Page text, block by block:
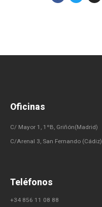
Oficinas
C/ Mayor 1, 1ºB, Griñón(Madrid)
C/Arenal 3, San Fernando (Cádiz)
Teléfonos
+34 856 11 08 88​